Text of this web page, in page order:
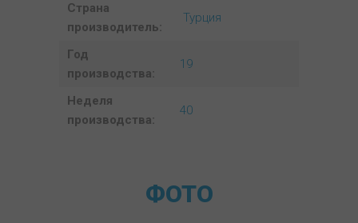
Страна
производитель:
Турция
Год
производства:
19
Неделя
производства:
40
ФОТО